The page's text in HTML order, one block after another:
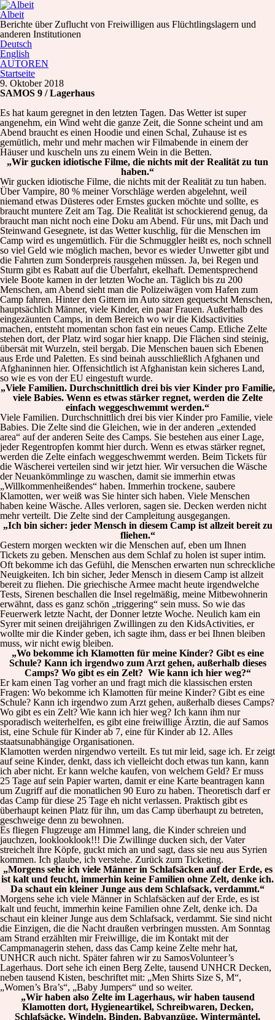
Albeit
Berichte über Zuflucht von Freiwilligen aus Flüchtlingslagern und
anderen Institutionen
Deutsch
English
AUTOREN
Startseite
9. Oktober 2018
SAMOS 9 / Lagerhaus
Es hat kaum geregnet in den letzten Tagen. Das Wetter ist super
angenehm, ein Wind weht die ganze Zeit, die Sonne scheint und am
Abend braucht es einen Hoodie und einen Schal, Zuhause ist es
gemütlich, mehr und mehr machen wir Filmabende in einem der
Häuser und kuscheln uns zu einem Wein in die Betten.
„Wir gucken idiotische Filme, die nichts mit der Realität zu tun
haben.“
Wir gucken idiotische Filme, die nichts mit der Realität zu tun haben.
Über Vampire, 80 % meiner Vorschläge werden abgelehnt, weil
niemand etwas Düsteres oder Ernstes gucken möchte und sollte, es
braucht muntere Zeit am Tag. Die Realität ist schockierend genug, da
braucht man nicht noch eine Doku am Abend. Für uns, mit Dach und
Steinwand Gesegnete, ist das Wetter kuschlig, für die Menschen im
Camp wird es ungemütlich. Für die Schmuggler heißt es, noch schnell
so viel Geld wie möglich machen, bevor es wieder Unwetter gibt und
die Fahrten zum Sonderpreis rausgehen müssen. Ja, bei Regen und
Sturm gibt es Rabatt auf die Überfahrt, ekelhaft. Dementsprechend
viele Boote kamen in der letzten Woche an. Täglich bis zu 200
Menschen, am Abend sieht man die Polizeiwägen vom Hafen zum
Camp fahren. Hinter den Gittern im Auto sitzen gequetscht Menschen,
hauptsächlich Männer, viele Kinder, ein paar Frauen. Außerhalb des
eingezäunten Camps, in dem Bereich wo wir die Kidsactivities
machen, entsteht momentan schon fast ein neues Camp. Etliche Zelte
stehen dort, der Platz wird sogar hier knapp. Die Flächen sind steinig,
übersät mit Wurzeln, steil bergab. Die Menschen bauen sich Ebenen
aus Erde und Paletten. Es sind beinah ausschließlich Afghanen und
Afghaninnen hier. Offensichtlich ist Afghanistan kein sicheres Land,
so wie es von der EU eingestuft wurde.
„Viele Familien. Durchschnittlich drei bis vier Kinder pro Familie,
viele Babies. Wenn es etwas stärker regnet, werden die Zelte
einfach weggeschwemmt werden.“
Viele Familien. Durchschnittlich drei bis vier Kinder pro Familie, viele
Babies. Die Zelte sind die Gleichen, wie in der anderen „extended
area“ auf der anderen Seite des Camps. Sie bestehen aus einer Lage,
jeder Regentropfen kommt hier durch. Wenn es etwas stärker regnet,
werden die Zelte einfach weggeschwemmt werden. Beim Tickets für
die Wäscherei verteilen sind wir jetzt hier. Wir versuchen die Wäsche
der Neuankömmlinge zu waschen, damit sie immerhin etwas
„Willkommenheißendes“ haben. Immerhin trockene, saubere
Klamotten, wer weiß was Sie hinter sich haben. Viele Menschen
haben keine Wäsche. Alles verloren, sagen sie. Decken werden nicht
mehr verteilt. Die Zelte sind der Campleitung ausgegangen.
„Ich bin sicher: jeder Mensch in diesem Camp ist allzeit bereit zu
fliehen.“
Gestern morgen weckten wir die Menschen auf, eben um Ihnen
Tickets zu geben. Menschen aus dem Schlaf zu holen ist super intim.
Oft bekomme ich das Gefühl, die Menschen erwarten nun schreckliche
Neuigkeiten. Ich bin sicher, Jeder Mensch in diesem Camp ist allzeit
bereit zu fliehen. Die griechische Armee macht heute irgendwelche
Tests, Sirenen beschallen die Insel regelmäßig, meine Mitbewohnerin
erwähnt, dass es ganz schön „triggering“ sein muss. So wie das
Feuerwerk letzte Nacht, der Donner letzte Woche. Neulich kam ein
Syrer mit seinen dreijährigen Zwillingen zu den KidsActivities, er
wollte mir die Kinder geben, ich sagte ihm, dass er bei Ihnen bleiben
muss, wir nicht ewig bleiben.
„Wo bekomme ich Klamotten für meine Kinder? Gibt es eine
Schule? Kann ich irgendwo zum Arzt gehen, außerhalb dieses
Camps? Wo gibt es ein Zelt? Wie kann ich hier weg?“
Er kam einen Tag vorher an und fragt mich die klassischen ersten
Fragen: Wo bekomme ich Klamotten für meine Kinder? Gibt es eine
Schule? Kann ich irgendwo zum Arzt gehen, außerhalb dieses Camps?
Wo gibt es ein Zelt? Wie kann ich hier weg? Ich kann ihm nur
sporadisch weiterhelfen, es gibt eine freiwillige Ärztin, die auf Samos
ist, eine Schule für Kinder ab 7, eine für Kinder ab 12. Alles
staatsunabhängige Organisationen.
Klamotten werden nirgendwo verteilt. Es tut mir leid, sage ich. Er zeigt
auf seine Kinder, denkt, dass ich vielleicht doch etwas tun kann, kann
ich aber nicht. Er kann welche kaufen, von welchem Geld? Er muss
25 Tage auf sein Papier warten, damit er eine Karte beantragen kann
um Zugriff auf die monatlichen 90 Euro zu haben. Theoretisch darf er
das Camp für diese 25 Tage eh nicht verlassen. Praktisch gibt es
überhaupt keinen Platz für ihn, um das Camp überhaupt zu betreten,
geschweige denn zu bewohnen.
Es fliegen Flugzeuge am Himmel lang, die Kinder schreien und
jauchzen, looklooklook!!! Die Zwillinge ducken sich, der Vater
streichelt ihre Köpfe, guckt mich an und sagt, dass sie neu aus Syrien
kommen. Ich glaube, ich verstehe. Zurück zum Ticketing.
„Morgens sehe ich viele Männer in Schlafsäcken auf der Erde, es
ist kalt und feucht, immerhin keine Familien ohne Zelt, denke ich.
Da schaut ein kleiner Junge aus dem Schlafsack, verdammt.“
Morgens sehe ich viele Männer in Schlafsäcken auf der Erde, es ist
kalt und feucht, immerhin keine Familien ohne Zelt, denke ich. Da
schaut ein kleiner Junge aus dem Schlafsack, verdammt. Sie sind nicht
die Einzigen, die die Nacht draußen verbringen mussten. Am Sonntag
am Strand erzählten mir Freiwillige, die im Kontakt mit der
Campmanagerin stehen, dass das Camp keine Zelte mehr hat,
UNHCR auch nicht. Später fahren wir zu SamosVolunteer’s
Lagerhaus. Dort sehe ich einen Berg Zelte, tausend UNHCR Decken,
neben tausend Kisten, beschriftet mit: „Men Shirts Size S, M“,
„Women’s Bra’s“, „Baby Jumpers“ und so weiter.
„Wir haben also Zelte im Lagerhaus, wir haben tausend
Klamotten dort, Hygieneartikel, Schreibwaren, Decken,
Schlafsäcke, Windeln, Binden, Babyanzüge, Wintermäntel,